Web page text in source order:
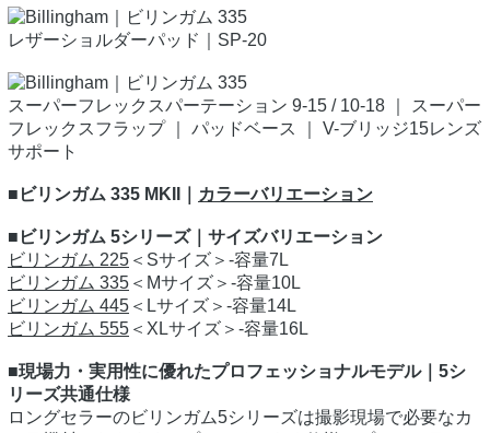
レザーショルダーパッド｜SP-20
スーパーフレックスパーテーション 9-15 / 10-18 ｜ スーパー
フレックスフラップ ｜ パッドベース ｜ V-ブリッジ15レンズ
サポート
■ビリンガム 335 MKII｜ カラーバリエーション
■ビリンガム 5シリーズ｜サイズバリエーション
ビリンガム 225 ＜Sサイズ＞‐容量7L
ビリンガム 335 ＜Mサイズ＞‐容量10L
ビリンガム 445 ＜Lサイズ＞‐容量14L
ビリンガム 555 ＜XLサイズ＞‐容量16L
■現場力・実用性に優れたプロフェッショナルモデル｜5シ
リーズ共通仕様
ロングセラーのビリンガム5シリーズは撮影現場で必要なカ